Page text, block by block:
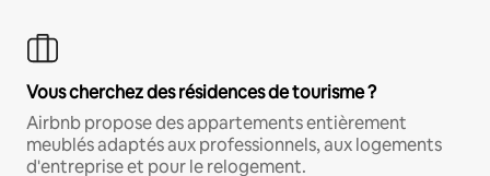
Vous cherchez des résidences de tourisme ?
Airbnb propose des appartements entièrement
meublés adaptés aux professionnels, aux logements
d'entreprise et pour le relogement.